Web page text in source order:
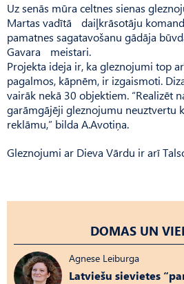
Uz senās mūra celtnes sienas
Martas vadītā daiļkrāsotāju
pamatnes sagatavošanu gādāja
Gavara meistari.
Projekta ideja ir, ka gleznojumi top
pagalmos, kāpnēm, ir izgaismoti.
vairāk nekā 30 objektiem. “Realizēt
garāmgājēji gleznojumu neuztvertu
reklāmu,” bilda A.Avotiņa.
Gleznojumi ar Dieva Vārdu ir arī
DOMAS UN
Agnese Leiburga
Latviešu sievietes